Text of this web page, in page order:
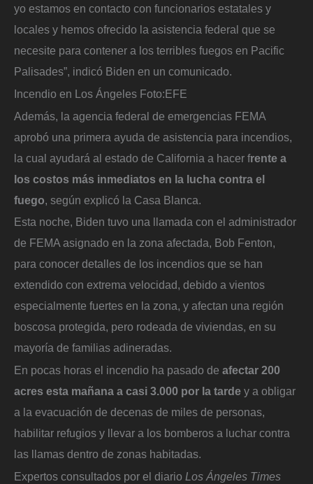
yo estamos en contacto con funcionarios estatales y
locales y hemos ofrecido la asistencia federal que se
necesite para contener a los terribles fuegos en Pacific
Palisades”, indicó Biden en un comunicado.
Incendio en Los Ángeles Foto:EFE
Además, la agencia federal de emergencias FEMA
aprobó una primera ayuda de asistencia para incendios,
la cual ayudará al estado de California a hacer frente a
los costos más inmediatos en la lucha contra el
fuego, según explicó la Casa Blanca.
Esta noche, Biden tuvo una llamada con el administrador
de FEMA asignado en la zona afectada, Bob Fenton,
para conocer detalles de los incendios que se han
extendido con extrema velocidad, debido a vientos
especialmente fuertes en la zona, y afectan una región
boscosa protegida, pero rodeada de viviendas, en su
mayoría de familias adineradas.
En pocas horas el incendio ha pasado de afectar 200
acres esta mañana a casi 3.000 por la tarde y a obligar
a la evacuación de decenas de miles de personas,
habilitar refugios y llevar a los bomberos a luchar contra
las llamas dentro de zonas habitadas.
Expertos consultados por el diario Los Ángeles Times